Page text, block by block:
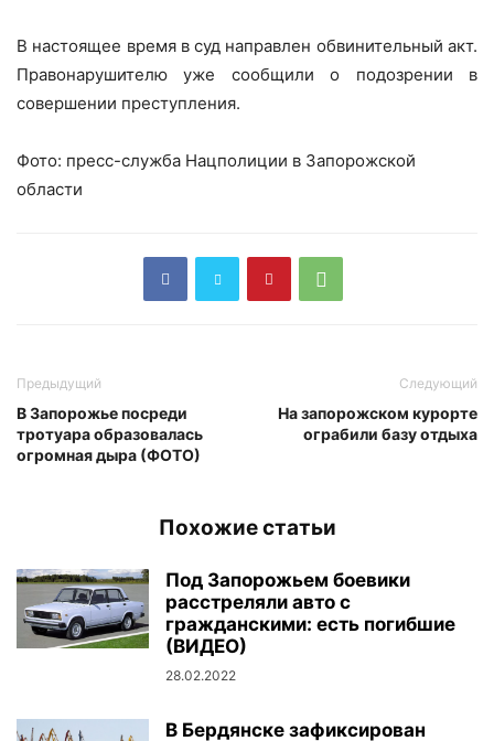
В настоящее время в суд направлен обвинительный акт.
Правонарушителю уже сообщили о подозрении в
совершении преступления.
Фото: пресс-служба Нацполиции в Запорожской
области
Предыдущий
В Запорожье посреди
тротуара образовалась
огромная дыра (ФОТО)
Следующий
На запорожском курорте
ограбили базу отдыха
Похожие статьи
Под Запорожьем боевики
расстреляли авто с
гражданскими: есть погибшие
(ВИДЕО)
28.02.2022
В Бердянске зафиксирован